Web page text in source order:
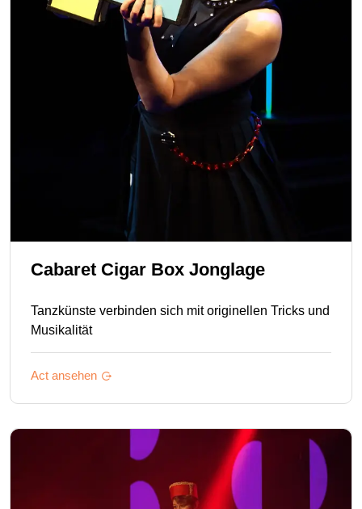
Cabaret Cigar Box Jonglage
Tanzkünste verbinden sich mit originellen Tricks und
Musikalität
Act ansehen